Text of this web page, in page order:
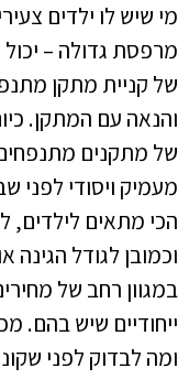
מי שיש לו ילדים
מרפסת גדולה –
של קניית מתקן
והנאה עם המתקן.
של מתקנים
מעמיק ויסודי לפני
הכי מתאים לילדים,
וכמובן לגודל
במגוון רחב של
ייחודיים שיש בהם.
ומה לבדוק לפני